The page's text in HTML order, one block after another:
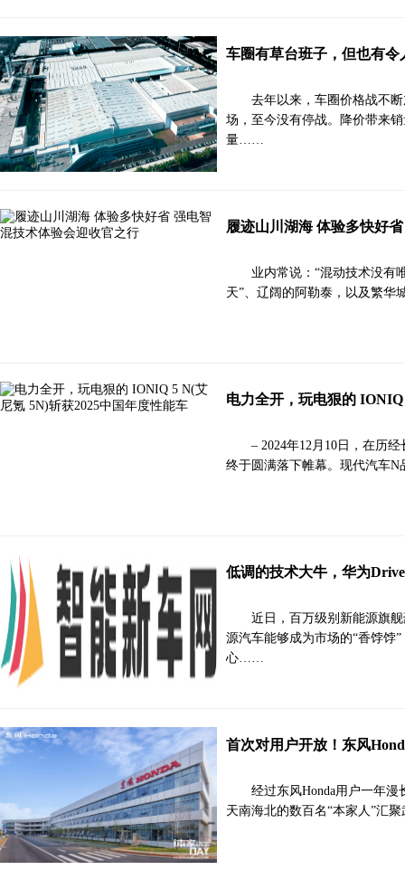
车圈有草台班子，但也有令
去年以来，车圈价格战不
场，至今没有停战。降价带来
量……
履迹山川湖海 体验多快好
业内常说：“混动技术没有
天”、辽阔的阿勒泰，以及繁
电力全开，玩电狠的
– 2024年12月10日，在历
终于圆满落下帷幕。现代汽车
低调的技术大牛，华为
近日，百万级别新能源旗
源汽车能够成为市场的“香饽饽
心……
首次对用户开放！东风
经过东风Honda用户一年漫
天南海北的数百名“本家人”汇